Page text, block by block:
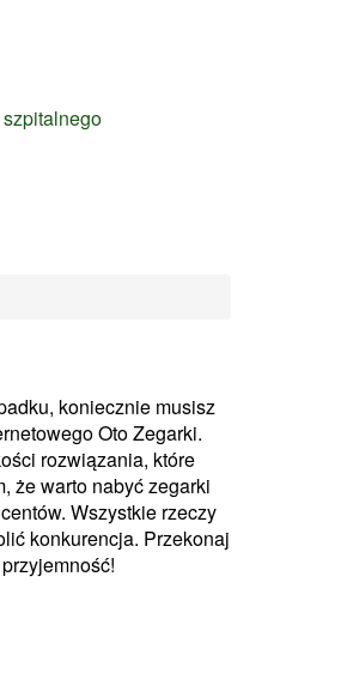
koniecznie musisz
Oto Zegarki.
rozwiązania, które
że warto nabyć zegarki
Wszystkie rzeczy
konkurencja. Przekonaj